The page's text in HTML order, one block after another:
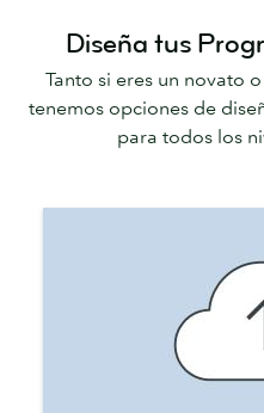
Diseña tus
Tanto si eres un novato
tenemos opciones de
para todos los